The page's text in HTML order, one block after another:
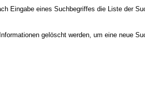
Eingabe eines Suchbegriffes die Liste der
gelöscht werden, um eine neue